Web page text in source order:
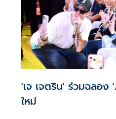
'เจ เจตริน' ร่วมฉลอง
ใหม่